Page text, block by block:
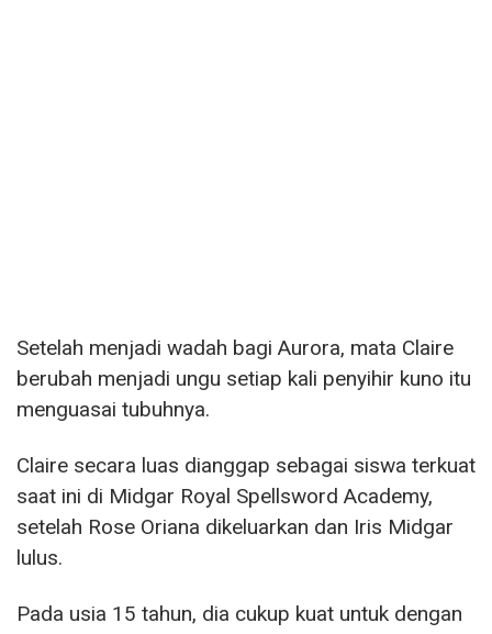
Setelah menjadi wadah bagi Aurora, mata Claire
berubah menjadi ungu setiap kali penyihir kuno itu
menguasai tubuhnya.
Claire secara luas dianggap sebagai siswa terkuat
saat ini di Midgar Royal Spellsword Academy,
setelah Rose Oriana dikeluarkan dan Iris Midgar
lulus.
Pada usia 15 tahun, dia cukup kuat untuk dengan